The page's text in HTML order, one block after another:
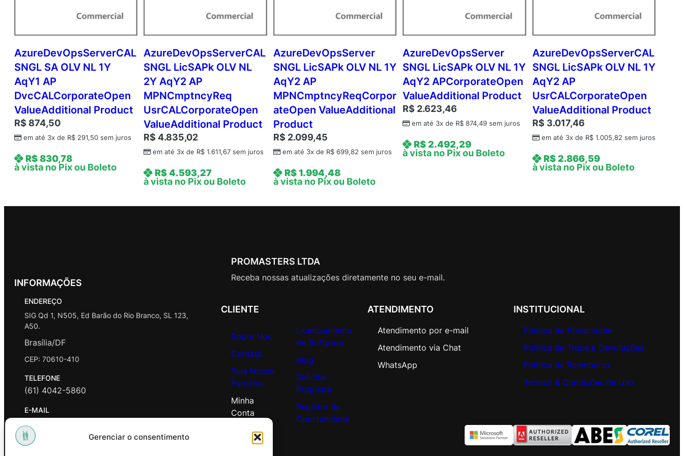
Gerenciar o consentimento
L
V
N
L
3
Y
A
q
Y
1
P
M
t
c
AzureDevOpsServerCAL
SNGL SA OLV NL 1Y
AqY1 AP
DvcCALCorporateOpen
ValueAdditional Product
R$ 874,50
em até 3x de R$ 291,50 sem juros
R$830,78
à vista no Pix ou Boleto
AzureDevOpsServerCAL
SNGL LicSAPk OLV NL
2Y AqY2 AP
MPNCmptncyReq
UsrCALCorporateOpen
ValueAdditional Product
R$ 4.835,02
em até 3x de R$ 1.611,67 sem juros
R$4.593,27
à vista no Pix ou Boleto
AzureDevOpsServer
SNGL LicSAPk OLV NL 1Y
AqY2 AP
MPNCmptncyReqCorpor
ateOpen ValueAdditional
Product
R$ 2.099,45
em até 3x de R$699,82 sem juros
R$1.994,48
à vista no Pix ou Boleto
AzureDevOpsServer
SNGL LicSAPk OLV NL 1Y
AqY2 APCorporateOpen
ValueAdditional Product
R$ 2.623,46
em até 3x de R$ 874,49 sem juros
R$2.492,29
à vista no Pix ou Boleto
AzureDevOpsServerCAL
SNGL LicSAPk OLV NL 1Y
AqY2 AP
UsrCALCorporateOpen
ValueAdditional Product
R$ 3.017,46
em até 3x de R$1.005,82 sem juros
R$2.866,59
à vista no Pix ou Boleto
INFORMAÇÕES
ENDEREÇO
SIG Qd 1, N505, Ed Barão do Rio Branco, SL 123,
A50.
Brasília/DF
CEP: 70610-410
TELEFONE
(61) 4042-5860
E-MAIL
contato@promasters.net.br
HORÁRIO DE ATENDIMENTO
PROMASTERS LTDA
Receba nossas atualizações diretamente no seu e-mail.
CLIENTE
Sobre Nós
Contato
Seja Nosso
Parceiro
Minha
Conta
Licenciamento
de Software
Blog
Solicitar
Proposta
Registro de
Oportunidade
ATENDIMENTO
Atendimento por e-mail
Atendimento via Chat
WhatsApp
INSTITUCIONAL
Política de Privacidade
Política de Troca e Devoluções
Política de Reembolso
Termos & Condições de Uso